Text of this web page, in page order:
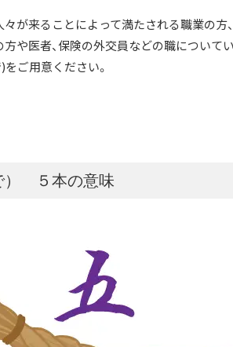
々が来ることによって満たされる職業の方、
方や医者、保険の外交員などの職について
ご用意ください。
） ５本の意味